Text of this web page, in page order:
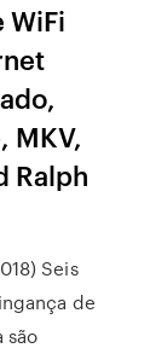
WiFi
MKV,
Ralph
Seis
de
são